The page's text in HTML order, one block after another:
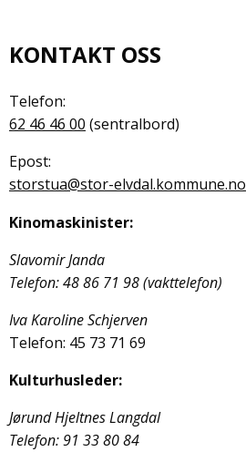
KONTAKT OSS
Telefon:
62 46 46 00 (sentralbord)
Epost:
storstua@stor-elvdal.kommune.no
Kinomaskinister:
Slavomir Janda
Telefon: 48 86 71 98 (vakttelefon)
Iva Karoline Schjerven
Telefon: 45 73 71 69
Kulturhusleder:
Jørund Hjeltnes Langdal
Telefon: 91 33 80 84